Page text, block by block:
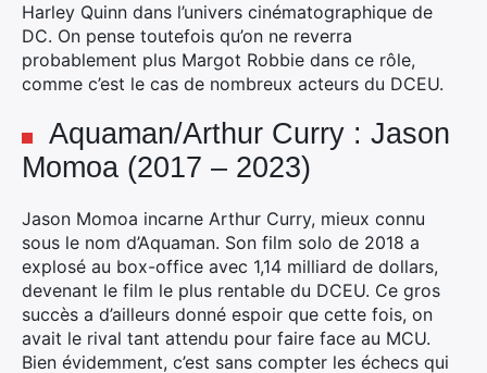
Harley Quinn dans l’univers cinématographique de
DC. On pense toutefois qu’on ne reverra
probablement plus Margot Robbie dans ce rôle,
comme c’est le cas de nombreux acteurs du DCEU.
Aquaman/Arthur Curry : Jason
Momoa (2017 – 2023)
Jason Momoa incarne Arthur Curry, mieux connu
sous le nom d’Aquaman. Son film solo de 2018 a
explosé au box-office avec 1,14 milliard de dollars,
devenant le film le plus rentable du DCEU. Ce gros
succès a d’ailleurs donné espoir que cette fois, on
avait le rival tant attendu pour faire face au MCU.
Bien évidemment, c’est sans compter les échecs qui